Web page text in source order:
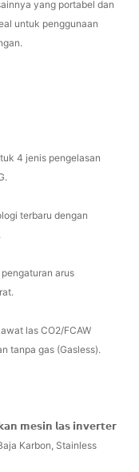
yang portabel dan
untuk penggunaan
4 jenis pengelasan
terbaru dengan
arus
las CO2/FCAW
tanpa gas (Gasless).
𝗺𝗲𝘀𝗶𝗻 𝗹𝗮𝘀 𝗶𝗻𝘃𝗲𝗿𝘁𝗲𝗿
Karbon, Stainless